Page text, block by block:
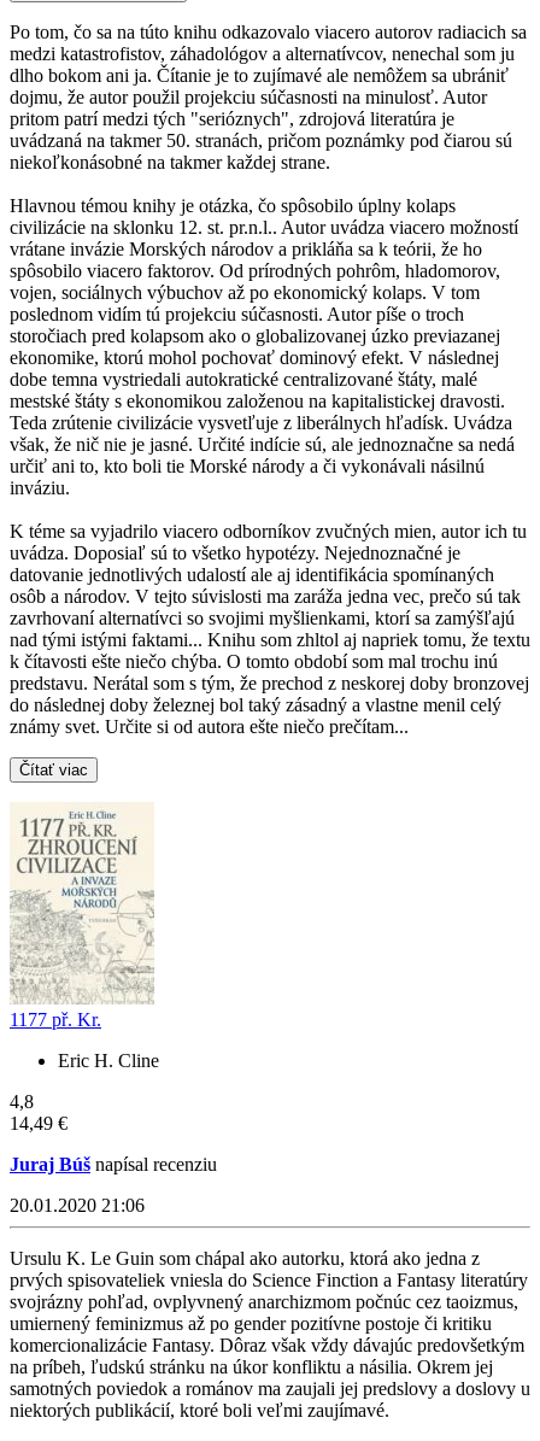
Po tom, čo sa na túto knihu odkazovalo viacero autorov radiacich sa
medzi katastrofistov, záhadológov a alternatívcov, nenechal som ju
dlho bokom ani ja. Čítanie je to zujímavé ale nemôžem sa ubrániť
dojmu, že autor použil projekciu súčasnosti na minulosť. Autor
pritom patrí medzi tých "serióznych", zdrojová literatúra je
uvádzaná na takmer 50. stranách, pričom poznámky pod čiarou sú
niekoľkonásobné na takmer každej strane.
Hlavnou témou knihy je otázka, čo spôsobilo úplny kolaps
civilizácie na sklonku 12. st. pr.n.l.. Autor uvádza viacero možností
vrátane invázie Morských národov a prikláňa sa k teórii, že ho
spôsobilo viacero faktorov. Od prírodných pohrôm, hladomorov,
vojen, sociálnych výbuchov až po ekonomický kolaps. V tom
poslednom vidím tú projekciu súčasnosti. Autor píše o troch
storočiach pred kolapsom ako o globalizovanej úzko previazanej
ekonomike, ktorú mohol pochovať dominový efekt. V následnej
dobe temna vystriedali autokratické centralizované štáty, malé
mestské štáty s ekonomikou založenou na kapitalistickej dravosti.
Teda zrútenie civilizácie vysvetľuje z liberálnych hľadísk. Uvádza
však, že nič nie je jasné. Určité indície sú, ale jednoznačne sa nedá
určiť ani to, kto boli tie Morské národy a či vykonávali násilnú
inváziu.
K téme sa vyjadrilo viacero odborníkov zvučných mien, autor ich tu
uvádza. Doposiaľ sú to všetko hypotézy. Nejednoznačné je
datovanie jednotlivých udalostí ale aj identifikácia spomínaných
osôb a národov. V tejto súvislosti ma zaráža jedna vec, prečo sú tak
zavrhovaní alternatívci so svojimi myšlienkami, ktorí sa zamýšľajú
nad tými istými faktami... Knihu som zhltol aj napriek tomu, že textu
k čítavosti ešte niečo chýba. O tomto období som mal trochu inú
predstavu. Nerátal som s tým, že prechod z neskorej doby bronzovej
do následnej doby železnej bol taký zásadný a vlastne menil celý
známy svet. Určite si od autora ešte niečo prečítam...
Čítať viac
1177 př. Kr.
Eric H. Cline
4,8
14,49 €
Juraj Búš napísal recenziu
20.01.2020 21:06
Ursulu K. Le Guin som chápal ako autorku, ktorá ako jedna z
prvých spisovateliek vniesla do Science Finction a Fantasy literatúry
svojrázny pohľad, ovplyvnený anarchizmom počnúc cez taoizmus,
umiernený feminizmus až po gender pozitívne postoje či kritiku
komercionalizácie Fantasy. Dôraz však vždy dávajúc predovšetkým
na príbeh, ľudskú stránku na úkor konfliktu a násilia. Okrem jej
samotných poviedok a románov ma zaujali jej predslovy a doslovy u
niektorých publikácií, ktoré boli veľmi zaujímavé.